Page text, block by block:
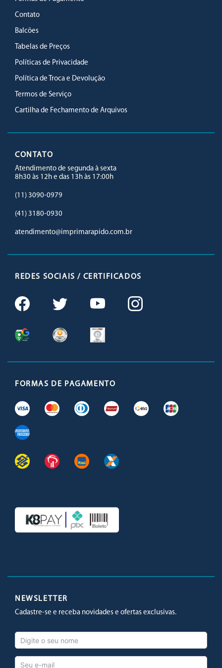
Contato
Balcões
Tabelas de Preços
Políticas de Privacidade
Política de Troca e Devolução
Termos de Serviço
Cartilha de Fechamento de Arquivos
CONTATO
Atendimento de segunda à sexta
8h30 às 12h e das 13h às 17:00h
(11) 3090-0979
(41) 3180-0930
atendimento@imprimarapido.com.br
REDES SOCIAIS / CERTIFICADOS
FORMAS DE PAGAMENTO
NEWSLETTER
Cadastre-se e receba novidades e ofertas exclusivas.